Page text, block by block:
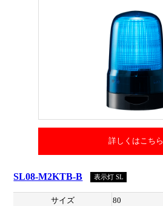
詳しくはこちら
SL08-M2KTB-B 表示灯 SL
サイズ
80